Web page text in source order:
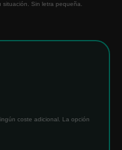
Sin letra pequeña.
coste adicional. La opción